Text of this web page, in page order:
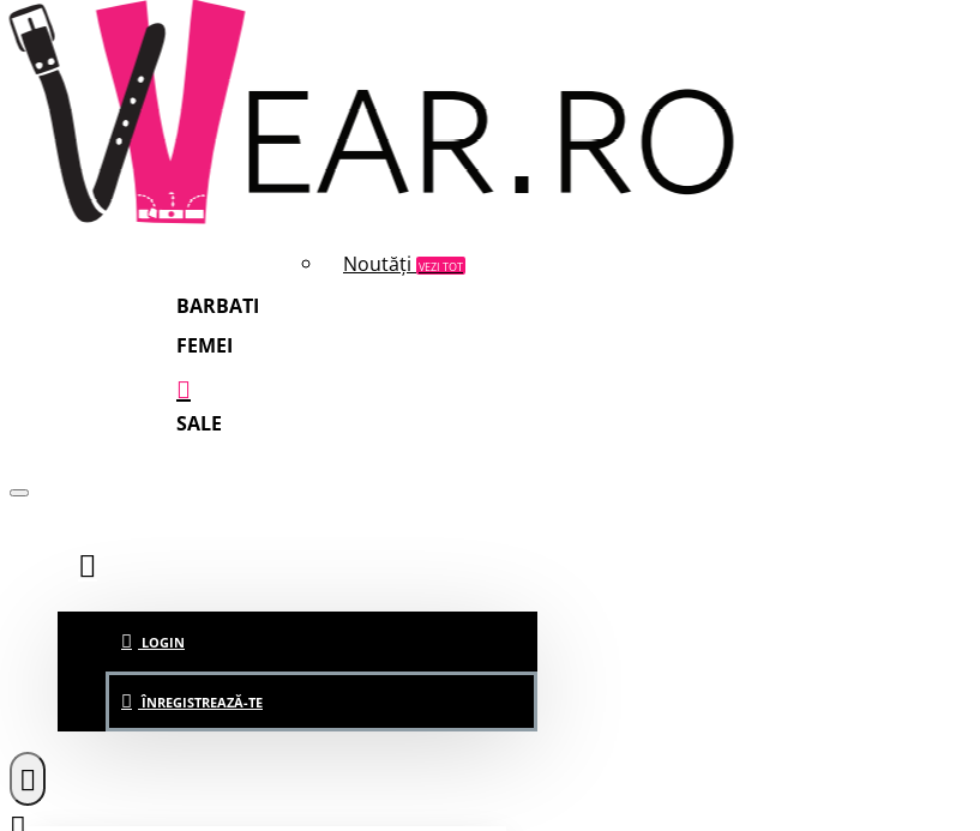
Meniu
MENIU
Categorii
Branduri
Noutăți VEZI TOT
BARBATI
FEMEI
SALE
LOGIN
ÎNREGISTREAZĂ-TE